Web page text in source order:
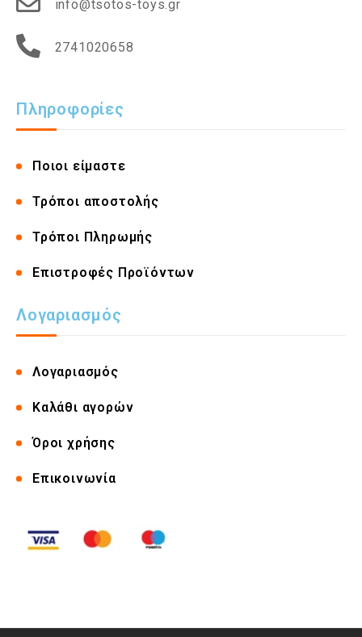
info@tsotos-toys.gr
2741020658
Πληροφορίες
Ποιοι είμαστε
Τρόποι αποστολής
Τρόποι Πληρωμής
Επιστροφές Προϊόντων
Λογαριασμός
Λογαριασμός
Καλάθι αγορών
Όροι χρήσης
Επικοινωνία